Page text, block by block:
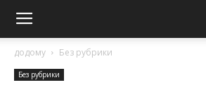
додому Без рубрики
Без рубрики